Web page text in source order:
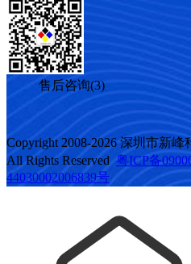
售后咨询(3)
Copyright 2008-2026 深圳市新
All Rights Reserved 粤ICP备
44030002006839号